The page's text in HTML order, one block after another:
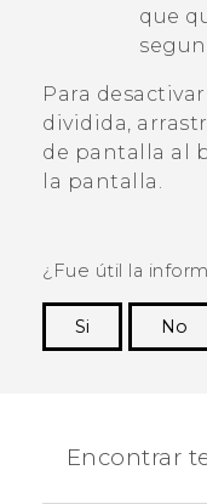
que
Para
dividida,
de pantalla al
la pantalla.
¿Fue útil la
Si
No
Encontrar